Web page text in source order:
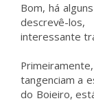
Bom, há
descrevê-
interessante
tangenciam a
do Boieiro,